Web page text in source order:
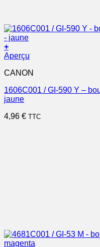
+
Aperçu
CANON
1606C001 / GI-590 Y –
jaune
4,96 € TTC